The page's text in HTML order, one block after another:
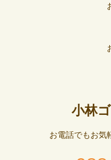
小林
お電話でもお気